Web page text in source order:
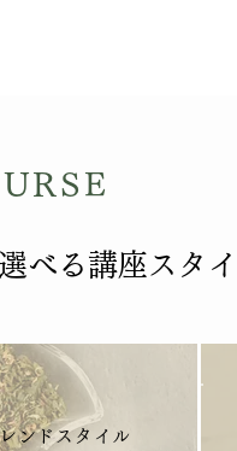
べる講座スタ
ンドスタイル